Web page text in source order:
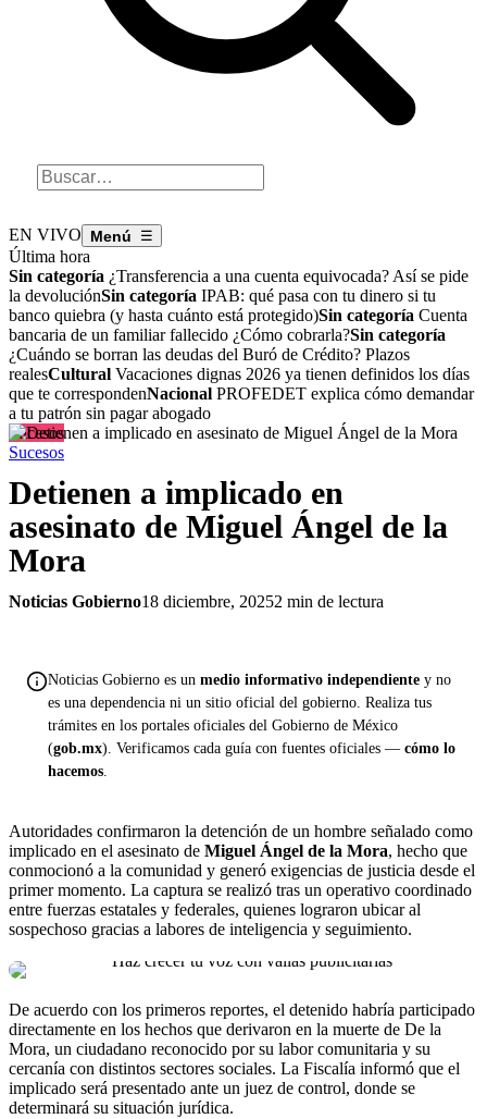
EN VIVO ☰
Última hora
Sin categoría ¿Transferencia a una cuenta equivocada? Así se pide
la devoluciónSin categoría IPAB: qué pasa con tu dinero si tu
banco quiebra (y hasta cuánto está protegido)Sin categoría Cuenta
bancaria de un familiar fallecido ¿Cómo cobrarla?Sin categoría
¿Cuándo se borran las deudas del Buró de Crédito? Plazos
realesCultural Vacaciones dignas 2026 ya tienen definidos los días
que te correspondenNacional PROFEDET explica cómo demandar
a tu patrón sin pagar abogado
Sucesos
Sucesos
Detienen a implicado en
asesinato de Miguel Ángel de la
Mora
Noticias Gobierno18 diciembre, 20252 min de lectura
Noticias Gobierno es un medio informativo independiente y no
es una dependencia ni un sitio oficial del gobierno. Realiza tus
trámites en los portales oficiales del Gobierno de México
(gob.mx). Verificamos cada guía con fuentes oficiales — cómo lo
hacemos.
Autoridades confirmaron la detención de un hombre señalado como
implicado en el asesinato de Miguel Ángel de la Mora, hecho que
conmocionó a la comunidad y generó exigencias de justicia desde el
primer momento. La captura se realizó tras un operativo coordinado
entre fuerzas estatales y federales, quienes lograron ubicar al
sospechoso gracias a labores de inteligencia y seguimiento.
De acuerdo con los primeros reportes, el detenido habría participado
directamente en los hechos que derivaron en la muerte de De la
Mora, un ciudadano reconocido por su labor comunitaria y su
cercanía con distintos sectores sociales. La Fiscalía informó que el
implicado será presentado ante un juez de control, donde se
determinará su situación jurídica.